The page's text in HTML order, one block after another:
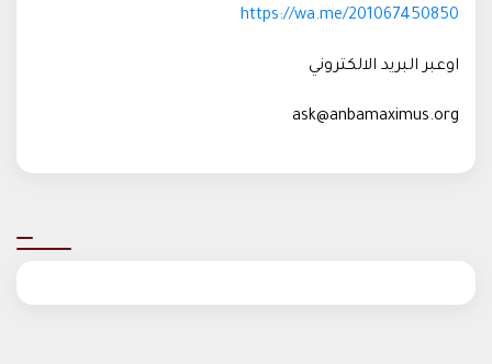
https://wa.me/201067450850
اوعبر البريد الالكتروني
ask@anbamaximus.org